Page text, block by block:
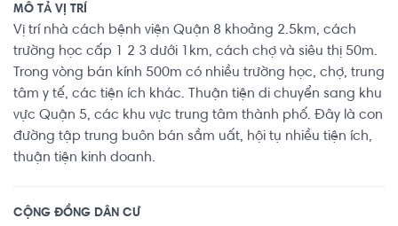
MÔ TẢ VỊ TRÍ
Vị trí nhà cách bệnh viện Quận 8 khoảng 2.5km, cách
trường học cấp 1 2 3 dưới 1km, cách chợ và siêu thị 50m.
Trong vòng bán kính 500m có nhiều trường học, chợ, trung
tâm y tế, các tiện ích khác. Thuận tiện di chuyển sang khu
vực Quận 5, các khu vực trung tâm thành phố. Đây là con
đường tập trung buôn bán sầm uất, hội tụ nhiều tiện ích,
thuận tiện kinh doanh.
CỘNG ĐỒNG DÂN CƯ